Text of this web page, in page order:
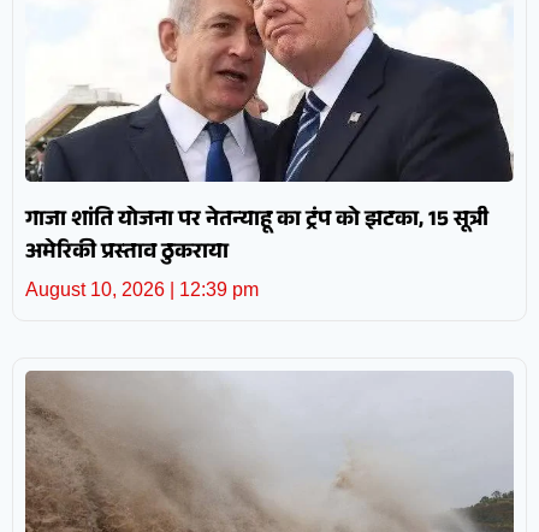
गाजा शांति योजना पर नेतन्याहू का ट्रंप को झटका, 15 सूत्री
अमेरिकी प्रस्ताव ठुकराया
August 10, 2026 12:39 pm